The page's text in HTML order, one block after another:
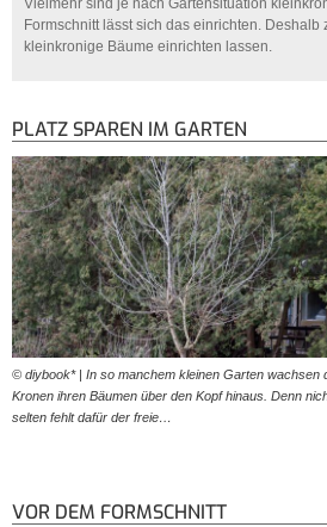
Vielmehr sind je nach Gartensituation
Formschnitt lässt sich das einrichten.
kleinkronige Bäume einrichten lassen.
PLATZ SPAREN IM GARTEN
© diybook* | In so manchem kleinen Garten wachsen
Kronen ihren Bäumen über den Kopf hinaus. Denn
selten fehlt dafür der freie…
VOR DEM FORMSCHNITT